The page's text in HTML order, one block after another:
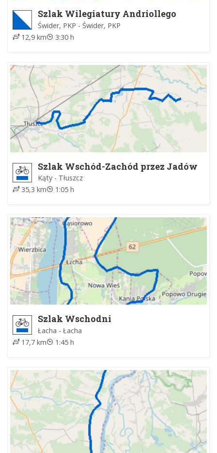
Szlak Wilegiatury Andriollego
Świder, PKP - Świder, PKP
12,9 km
3:30 h
Szlak Wschód-Zachód przez Jadów
Kąty - Tłuszcz
35,3 km
1:05 h
Szlak Wschodni
Łacha - Łacha
17,7 km
1:45 h